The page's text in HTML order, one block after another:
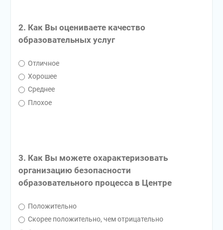
2. Как Вы оцениваете качество
образовательных услуг
Отличное
Хорошее
Среднее
Плохое
3. Как Вы можете охарактеризовать
организацию безопасности
образовательного процесса в Центре
Положительно
Скорее положительно, чем отрицательно